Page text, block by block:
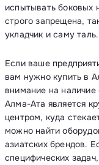
испытывать боковых
строго запрещена,
укладчик и саму таль.
Если ваше
вам нужно купить в
внимание на наличие
Алма-Ата является
центром, куда
можно найти
азиатских брендов.
специфических